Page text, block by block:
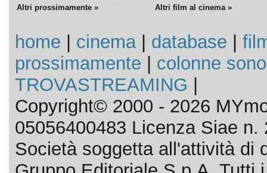
Altri prossimamente » Altri film al cinema »
home cinema| database
prossimamente
colonne
TROVASTREAMING
Copyright© 2000 - 2026
05056400483 Licenza Siae n.
Società soggetta all'attività di